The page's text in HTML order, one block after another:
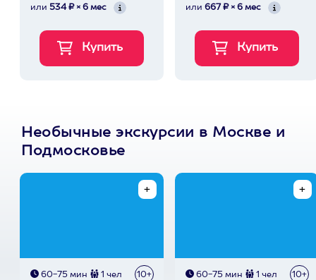
или 534 ₽ × 6 мес или 667 ₽ × 6 мес
Необычные экскурсии в Москве и
Подмосковье
60-75 мин 1 чел 10+ 60-75 мин 1 чел 10+